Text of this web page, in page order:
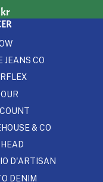
JEANS CO
& CO
D'ARTISAN
DENIM